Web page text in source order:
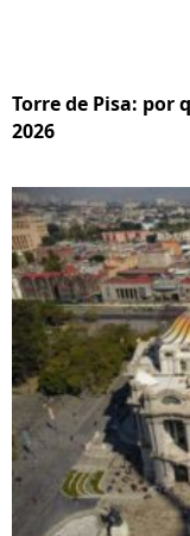
Torre de Pisa: por
2026